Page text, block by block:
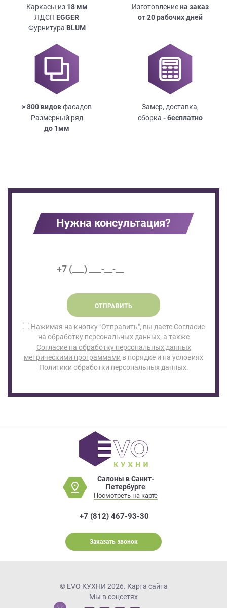
Каркасы из 18мм
ЛДСП EGGER
Фурнитура BLUM
Изготовлениена заказ
от 20 рабочих дней
> 800 видовфасадов
Размерный ряд
до 1мм
Замер, доставка,
сборка - бесплатно
Нужна консультация?
ОТПРАВИТЬ
Нажимая на кнопку "Отправить", вы даете Согласие
на обработку персональных данных, а также
Согласие на обработку персональных данных
метрическими программами в порядке и на условиях
Политики обработки персональных данных.
Салоны в Санкт-
Петербурге
Посмотреть на карте
+7 (812) 467-93-30
Заказать звонок
© EVO КУХНИ 2026. Карта сайта
Мы в соцсетях